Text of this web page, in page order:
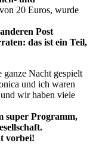
20 Euros, wurde
Post
das ist ein Teil,
ganze Nacht gespielt
und ich waren
wir haben viele
super Programm,
vorbei!